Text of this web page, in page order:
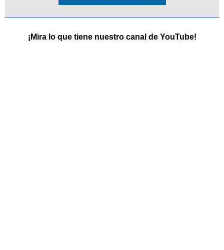
¡Mira lo que tiene nuestro canal de YouTube!